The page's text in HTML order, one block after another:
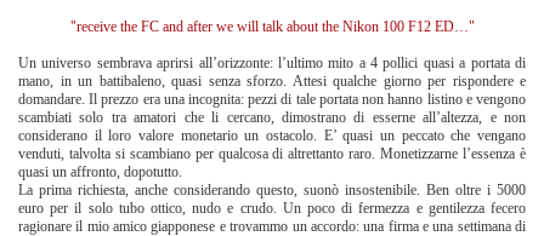
"receive the FC and after we will talk about the Nikon 100 F12 ED…"
Un universo sembrava aprirsi all’orizzonte: l’ultimo mito a 4 pollici quasi a portata di
mano, in un battibaleno, quasi senza sforzo. Attesi qualche giorno per rispondere e
domandare. Il prezzo era una incognita: pezzi di tale portata non hanno listino e vengono
scambiati solo tra amatori che li cercano, dimostrano di esserne all’altezza, e non
considerano il loro valore monetario un ostacolo. E’ quasi un peccato che vengano
venduti, talvolta si scambiano per qualcosa di altrettanto raro. Monetizzarne l’essenza è
quasi un affronto, dopotutto.
La prima richiesta, anche considerando questo, suonò insostenibile. Ben oltre i 5000
euro per il solo tubo ottico, nudo e crudo. Un poco di fermezza e gentilezza fecero
ragionare il mio amico giapponese e trovammo un accordo: una firma e una settimana di